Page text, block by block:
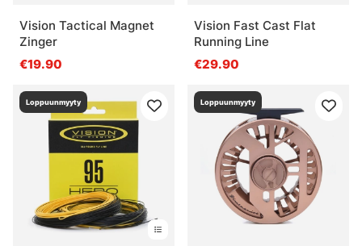
Vision Tactical Magnet
Zinger
€19.90
Vision Fast Cast Flat
Running Line
€29.90
Loppuunmyyty Loppuunmyyty